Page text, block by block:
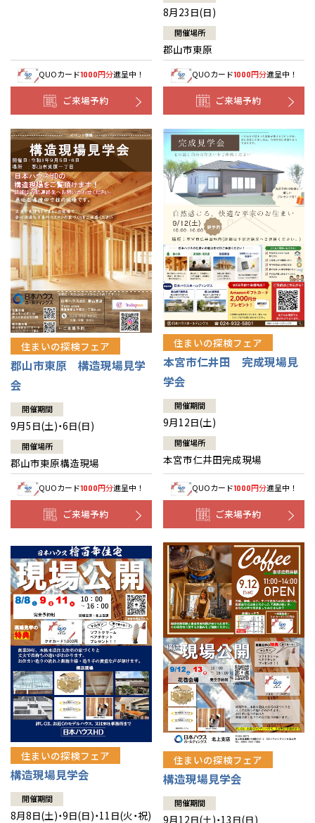
QUOカード1000円分進呈中！
ご来場予約
8月23日(日)
開催場所
郡山市東原
QUOカード1000円分進呈中！
ご来場予約
住まいの探検フェア
郡山市東原 構造現場見学
会
開催期間
9月5日(土)・6日(日)
開催場所
郡山市東原構造現場
QUOカード1000円分進呈中！
ご来場予約
住まいの探検フェア
本宮市仁井田 完成現場見
学会
開催期間
9月12日(土)
開催場所
本宮市仁井田完成現場
QUOカード1000円分進呈中！
ご来場予約
住まいの探検フェア
構造現場見学会
開催期間
8月8日(土)・9日(日)・11日(火・祝)
住まいの探検フェア
構造現場見学会
開催期間
9月12日(土)・13日(日)